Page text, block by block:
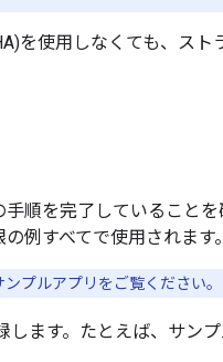
を使用しなくても、スト
手順を完了していること
例すべてで使用されます。
プルアプリをご覧ください。
します。たとえば、サン